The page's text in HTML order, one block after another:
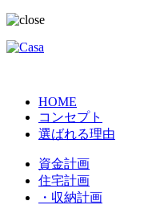
HOME
コンセプト
選ばれる理由
資金計画
住宅計画
・収納計画